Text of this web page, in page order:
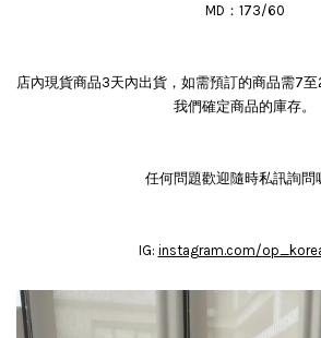
MD：173/60
店內現貨商品3天內出貨，如需預訂的商品需7
我們確定商品的庫存。
任何問題歡迎隨時私訊詢問
IG: instagram.com/